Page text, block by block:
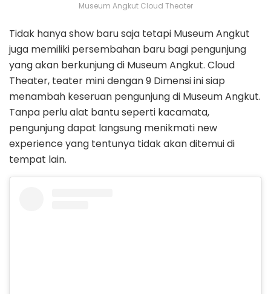
Museum Angkut Cloud Theater
Tidak hanya show baru saja tetapi Museum Angkut
juga memiliki persembahan baru bagi pengunjung
yang akan berkunjung di Museum Angkut. Cloud
Theater, teater mini dengan 9 Dimensi ini siap
menambah keseruan pengunjung di Museum Angkut.
Tanpa perlu alat bantu seperti kacamata,
pengunjung dapat langsung menikmati new
experience yang tentunya tidak akan ditemui di
tempat lain.